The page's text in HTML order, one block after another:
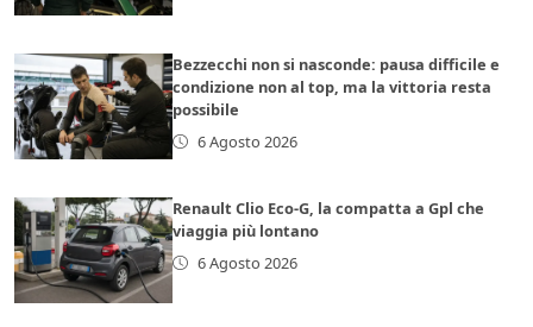
Bezzecchi non si nasconde: pausa difficile e
condizione non al top, ma la vittoria resta
possibile
6 Agosto 2026
Renault Clio Eco-G, la compatta a Gpl che
viaggia più lontano
6 Agosto 2026